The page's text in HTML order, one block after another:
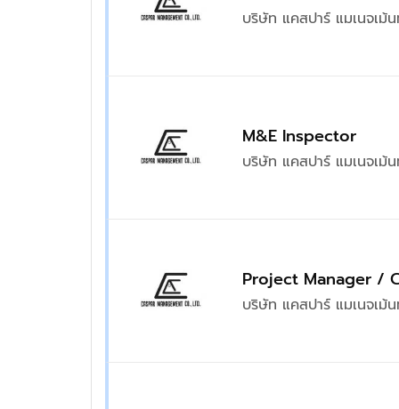
บริษัท แคสปาร์ แมเนจเม้
M&E Inspector
บริษัท แคสปาร์ แมเนจเม้
Project Manager /
บริษัท แคสปาร์ แมเนจเม้